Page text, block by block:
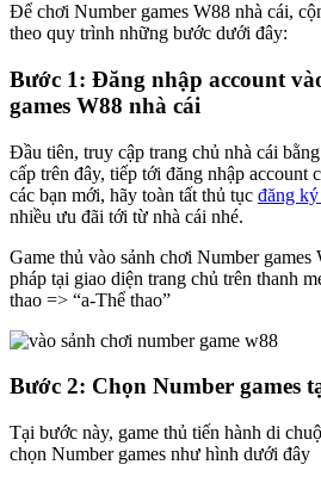
Để chơi Number games W88 nhà cái,
theo quy trình những bước dưới đây:
Bước 1: Đăng nhập account
games W88 nhà cái
Đầu tiên, truy cập trang chủ nhà cái bằng
cấp trên đây, tiếp tới đăng nhập account
các bạn mới, hãy toàn tất thủ tục đăng
nhiều ưu đãi tới từ nhà cái nhé.
Game thủ vào sảnh chơi Number
pháp tại giao diện trang chủ trên thanh
thao => “a-Thể thao”
Bước 2: Chọn Number games
Tại bước này, game thủ tiến hành di
chọn Number games như hình dưới đây